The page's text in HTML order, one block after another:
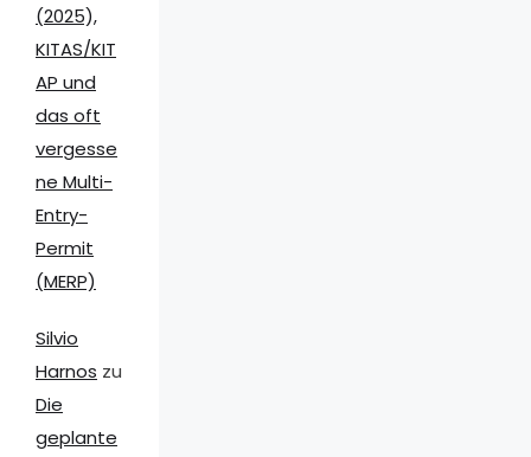
(2025),
KITAS/KIT
AP und
das oft
vergesse
ne Multi-
Entry-
Permit
(MERP)
Silvio
Harnos zu
Die
geplante